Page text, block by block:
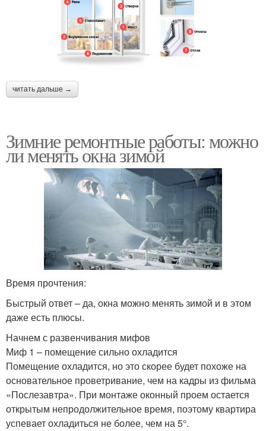
читать дальше →
Зимние ремонтные работы: можно
ли менять окна зимой
Время прочтения:
Быстрый ответ – да, окна можно менять зимой и в этом
даже есть плюсы.
Начнем с развенчивания мифов
Миф 1 – помещение сильно охладится
Помещение охладится, но это скорее будет похоже на
основательное проветривание, чем на кадры из фильма
«Послезавтра». При монтаже оконный проем остается
открытым непродолжительное время, поэтому квартира
успевает охладиться не более, чем на 5°.